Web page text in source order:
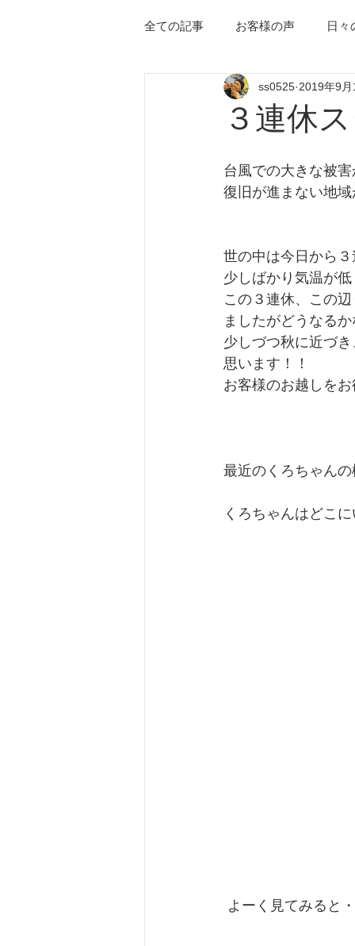
全ての記事 お客様の声 日々
当温泉について お知らせ
３連休
ss0525 2019年9月
台風での大きな被
復旧が進まない地
世の中は今日から３
少しばかり気温が
この３連休、この
ましたがどうなるか
少しづつ秋に近づ
思います！！
お客様のお越しを
最近のくろちゃんの
くろちゃんはどこ
よーく見てみると・